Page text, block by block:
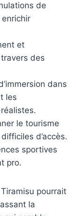
de
et
des
dans
les
le tourisme
d’accès.
sportives
pro.
pourrait
la